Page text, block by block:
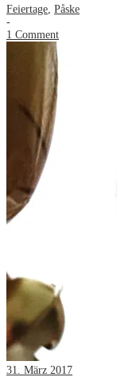
Feiertage Påske
-
1 Comment
31. März 2017